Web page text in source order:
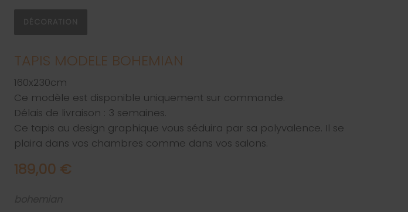
DÉCORATION
TAPIS MODELE BOHEMIAN
160x230cm
Ce modèle est disponible uniquement sur commande.
Délais de livraison : 3 semaines.
Ce tapis au design graphique vous séduira par sa polyvalence. Il se
plaira dans vos chambres comme dans vos salons.
189,00 €